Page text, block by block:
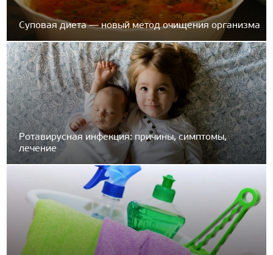
Суповая диета — новый метод очищения организма
Ротавирусная инфекция: причины, симптомы,
лечение